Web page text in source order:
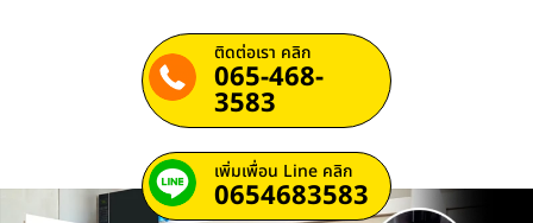
ติดต่อเรา คลิก
065-468-
3583
เพิ่มเพื่อน Line คลิก
0654683583